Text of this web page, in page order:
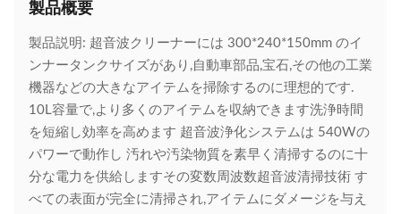
製品概要
製品説明: 超音波クリーナーには 300*240*150mm のイ
ンナータンクサイズがあり,自動車部品,宝石,その他の工業
機器などの大きなアイテムを掃除するのに理想的です.
10L容量で,より多くのアイテムを収納できます洗浄時間
を短縮し効率を高めます 超音波浄化システムは 540Wの
パワーで動作し 汚れや汚染物質を素早く清掃するのに十
分な電力を供給しますその変数周波数超音波清掃技術 す
べての表面が完全に清掃され,アイテムにダメージを与え